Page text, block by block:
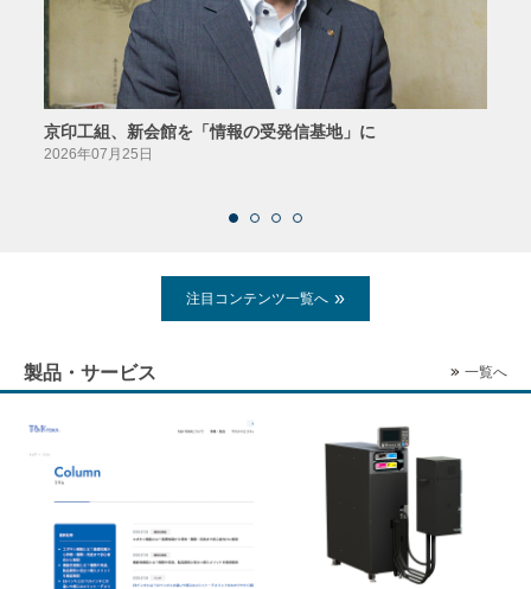
京印工組、新会館を「情報の受発信基地」に
2026年07月25日
注目コンテンツ一覧へ
製品・サービス 一覧へ